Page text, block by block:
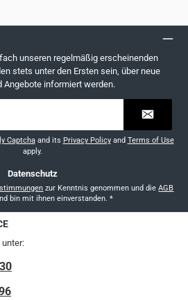
unseren regelmäßig erscheinenden
stets unter den Ersten sein, über neue
Angebote informiert werden.
Captchaand its Privacy Policyand Terms of Use
apply.
Datenschutz
zur Kenntnis genommen und dieAGB
bin mit ihnen einverstanden. *
unter: